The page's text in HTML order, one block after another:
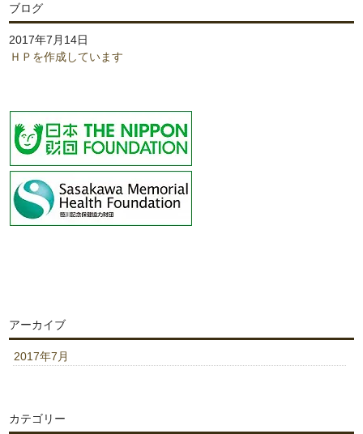
ブログ
2017年7月14日
ＨＰを作成しています
アーカイブ
2017年7月
カテゴリー